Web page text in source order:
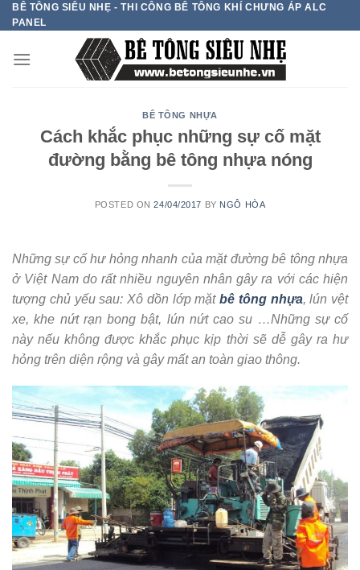
Skip
to
BÊ TÔNG SIÊU NHẸ - THI CÔNG BÊ TÔNG KHÍ CHƯNG ÁP ALC
PANEL
BÊ TÔNG NHỰA
Cách khắc phục những sự cố mặt
đường bằng bê tông nhựa nóng
POSTED ON24/04/2017 BY NGÔ HÒA
Những sự cố hư hỏng nhanh của mặt đường bê tông nhựa
ở Việt Nam do rất nhiều nguyên nhân gây ra với các hiện
tượng chủ yếu sau: Xô dồn lớp mặt bê tông nhựa, lún vệt
xe, khe nứt rạn bong bật, lún nứt cao su …Những sự cố
này nếu không được khắc phục kịp thời sẽ dễ gây ra hư
hỏng trên diện rộng và gây mất an toàn giao thông.